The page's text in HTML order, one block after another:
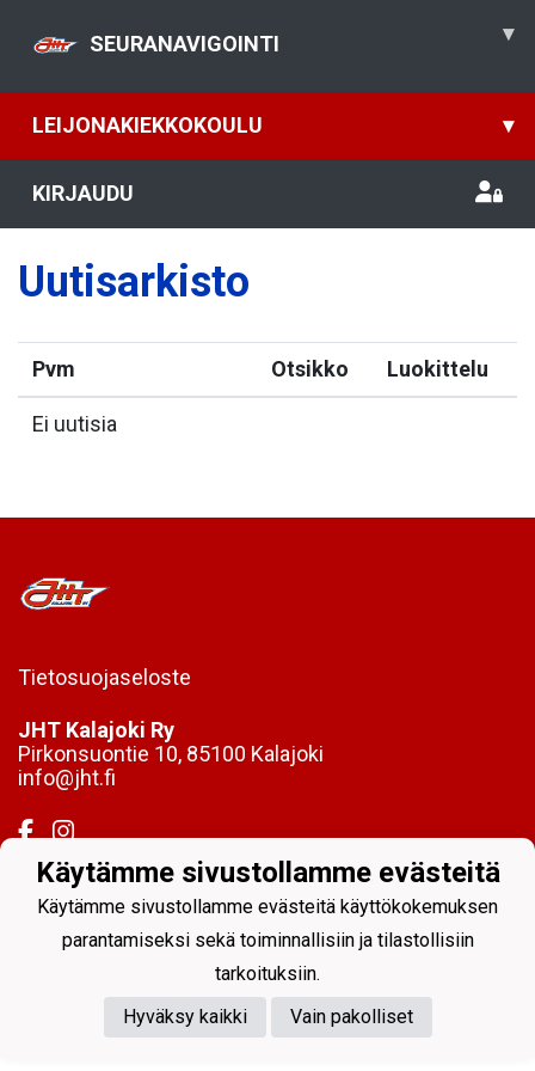
SEURANAVIGOINTI ▾
LEIJONAKIEKKOKOULU ▾
KIRJAUDU
Uutisarkisto
Pvm Otsikko Luokittelu
Ei uutisia
Tietosuojaseloste
JHT Kalajoki Ry
Pirkonsuontie 10, 85100 Kalajoki
info@jht.fi
Powered by
Käytämme sivustollamme evästeitä
Käytämme sivustollamme evästeitä käyttökokemuksen
parantamiseksi sekä toiminnallisiin ja tilastollisiin
tarkoituksiin.
Hyväksy kaikki
Vain pakolliset